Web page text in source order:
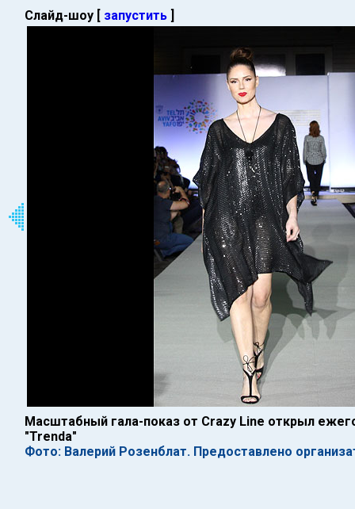
Слайд-шоу [ запустить ]
Масштабный гала-показ от Crazy Line открыл
"Trenda"
Фото: Валерий Розенблат. Предоставлено